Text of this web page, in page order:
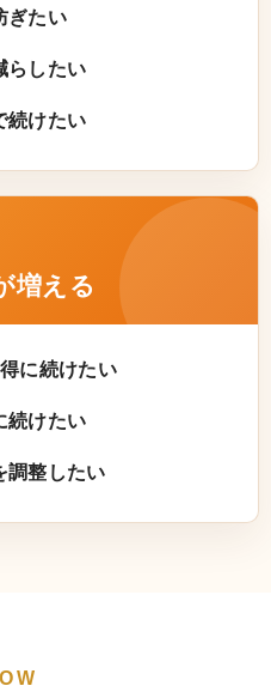
ぎたい
らしたい
続けたい
増える
に続けたい
続けたい
調整したい